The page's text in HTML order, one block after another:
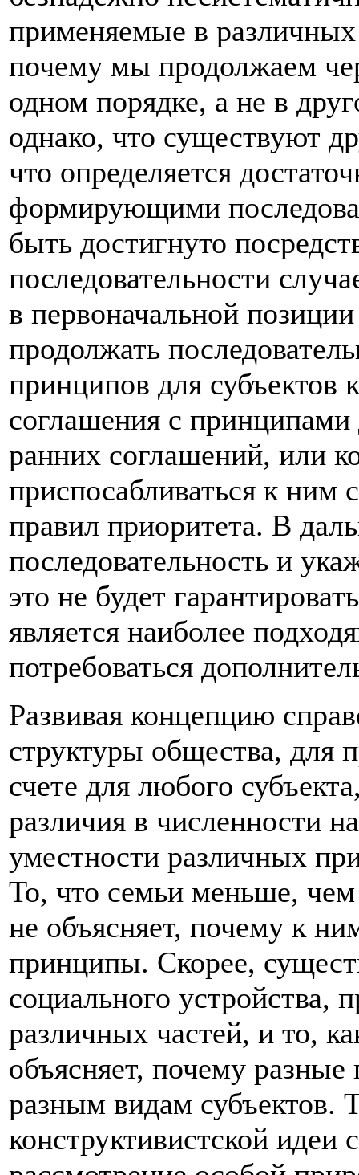
применяемые в
почему мы продолжаем
одном порядке, а не в
однако, что существуют
что определяется
формирующими
быть достигнуто
последовательности
в первоначальной
продолжать
принципов для субъектов
соглашения с принципами
ранних соглашений, или
приспосабливаться к
правил приоритета. В
последовательность и
это не будет
является наиболее
потребоваться
Развивая концепцию
структуры общества, для
счете для любого
различия в численности
уместности различных
То, что семьи меньше,
не объясняет, почему к
принципы. Скорее,
социального устройства,
различных частей, и то,
объясняет, почему
разным видам субъектов.
конструктивистской идеи